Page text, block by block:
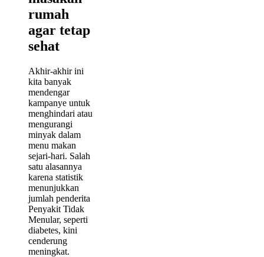
rumah
agar tetap
sehat
Akhir-akhir ini
kita banyak
mendengar
kampanye untuk
menghindari atau
mengurangi
minyak dalam
menu makan
sejari-hari. Salah
satu alasannya
karena statistik
menunjukkan
jumlah penderita
Penyakit Tidak
Menular, seperti
diabetes, kini
cenderung
meningkat.